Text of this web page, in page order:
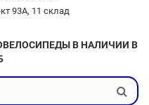
93А, 11 склад
В НАЛИЧИИ В